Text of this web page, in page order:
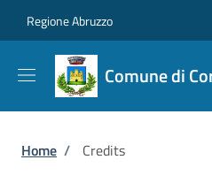
Regione Abruzzo
Comune di
Briciole di pane
Home / Credits